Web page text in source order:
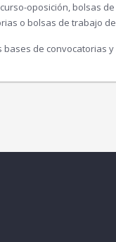
oposición, bolsas
o bolsas de trabajo
de convocatorias